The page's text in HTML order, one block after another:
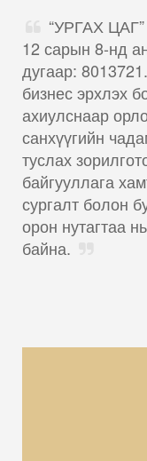
“УРГАХ
12 сарын 8-нд
дугаар:
бизнес эрхлэх
ахиулснаар
санхүүгийн
туслах
байгууллага
сургалт болон
орон нутагтаа
байна.